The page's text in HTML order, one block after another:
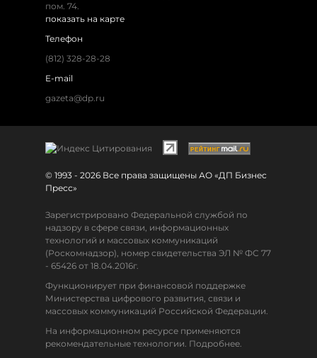
пом. 74.
показать на карте
Телефон
(812) 328-28-28
E-mail
gazeta@dp.ru
© 1993 - 2026 Все права защищены АО «ДП Бизнес
Пресс»
Зарегистрировано Федеральной службой по
надзору в сфере связи, информационных
технологий и массовых коммуникаций
(Роскомнадзор), номер свидетельства ЭЛ № ФС 77
- 65426 от 18.04.2016г.
Функционирует при финансовой поддержке
Министерства цифрового развития, связи и
массовых коммуникаций Российской Федерации.
На информационном ресурсе применяются
рекомендательные технологии. Подробнее.